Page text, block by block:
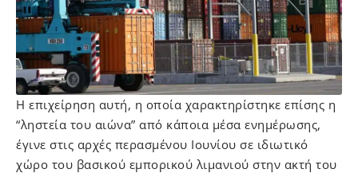
Η επιχείρηση αυτή, η οποία χαρακτηρίστηκε επίσης η
“ληστεία του αιώνα” από κάποια μέσα ενημέρωσης,
έγινε στις αρχές περασμένου Ιουνίου σε ιδιωτικό
χώρο του βασικού εμπορικού λιμανιού στην ακτή του